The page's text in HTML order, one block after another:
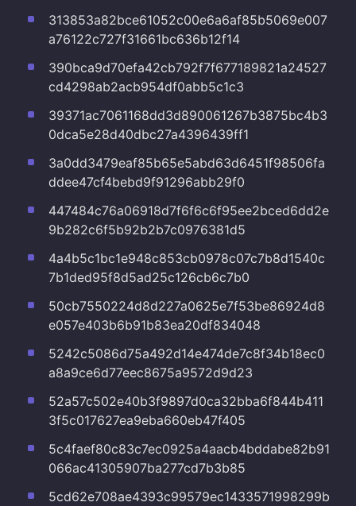
313853a82bce61052c00e6a6af85b5069e007
a76122c727f31661bc636b12f14
390bca9d70efa42cb792f7f677189821a24527
cd4298ab2acb954df0abb5c1c3
39371ac7061168dd3d890061267b3875bc4b3
0dca5e28d40dbc27a4396439ff1
3a0dd3479eaf85b65e5abd63d6451f98506fa
ddee47cf4bebd9f91296abb29f0
447484c76a06918d7f6f6c6f95ee2bced6dd2e
9b282c6f5b92b2b7c0976381d5
4a4b5c1bc1e948c853cb0978c07c7b8d1540c
7b1ded95f8d5ad25c126cb6c7b0
50cb7550224d8d227a0625e7f53be86924d8
e057e403b6b91b83ea20df834048
5242c5086d75a492d14e474de7c8f34b18ec0
a8a9ce6d77eec8675a9572d9d23
52a57c502e40b3f9897d0ca32bba6f844b411
3f5c017627ea9eba660eb47f405
5c4faef80c83c7ec0925a4aacb4bddabe82b91
066ac41305907ba277cd7b3b85
5cd62e708ae4393c99579ec1433571998299b